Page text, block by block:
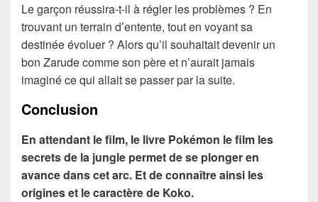
Le garçon réussira-t-il à régler les problèmes ? En
trouvant un terrain d’entente, tout en voyant sa
destinée évoluer ? Alors qu’il souhaitait devenir un
bon Zarude comme son père et n’aurait jamais
imaginé ce qui allait se passer par la suite.
Conclusion
En attendant le film, le livre Pokémon le film les
secrets de la jungle permet de se plonger en
avance dans cet arc. Et de connaître ainsi les
origines et le caractère de Koko.